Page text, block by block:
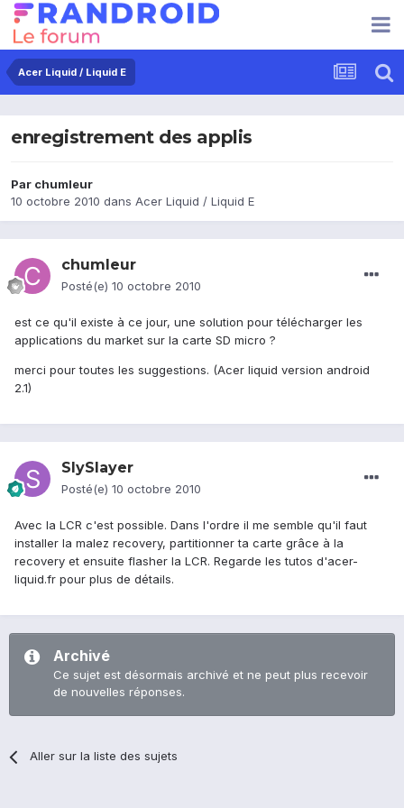
Acer Liquid / Liquid E
enregistrement des applis
Par chumleur
10 octobre 2010 dans Acer Liquid / Liquid E
chumleur
Posté(e) 10 octobre 2010
est ce qu'il existe à ce jour, une solution pour télécharger les
applications du market sur la carte SD micro ?
merci pour toutes les suggestions. (Acer liquid version android
2.1)
SlySlayer
Posté(e) 10 octobre 2010
Avec la LCR c'est possible. Dans l'ordre il me semble qu'il faut
installer la malez recovery, partitionner ta carte grâce à la
recovery et ensuite flasher la LCR. Regarde les tutos d'acer-
liquid.fr pour plus de détails.
Archivé
Ce sujet est désormais archivé et ne peut plus recevoir
de nouvelles réponses.
Aller sur la liste des sujets